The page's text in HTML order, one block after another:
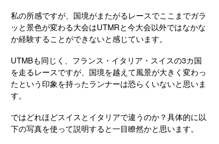
私の所感ですが、国境がまたがるレースでここまでガラ
ッと景色が変わる大会はUTMRと今大会以外ではなかな
か経験することができないと感じています。
UTMBも同じく、フランス・イタリア・スイスの3カ国
を走るレースですが、国境を越えて風景が大きく変わっ
たという印象を持ったランナーは恐らくいないと思いま
す。
ではどれほどスイスとイタリアで違うのか？具体的に以
下の写真を使って説明すると一目瞭然かと思います。